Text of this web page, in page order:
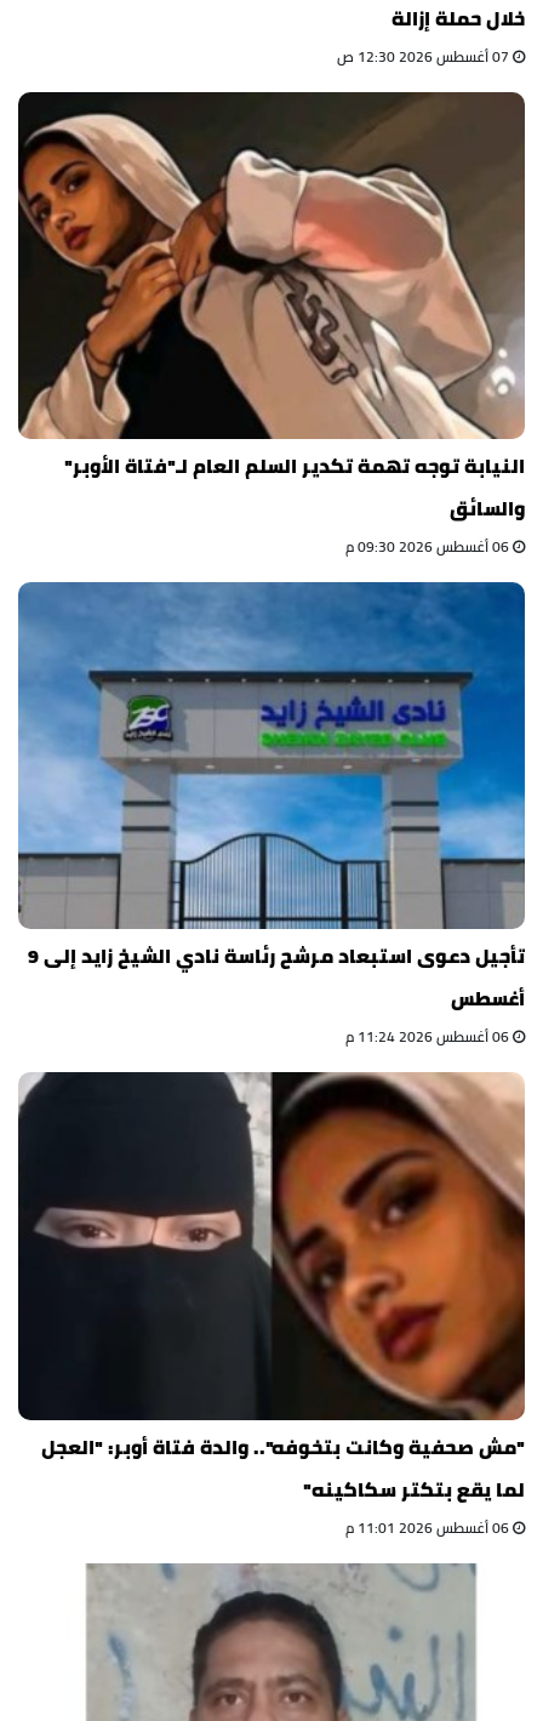
خلال حملة إزالة
النيابة توجه تهمة تكدير السلم العام لـ"فتاة الأوبر"
والسائق
تأجيل دعوى استبعاد مرشح رئاسة نادي الشيخ زايد إلى 9
أغسطس
"مش صحفية وكانت بتخوفه".. والدة فتاة أوبر: "العجل
لما يقع بتكتر سكاكينه"